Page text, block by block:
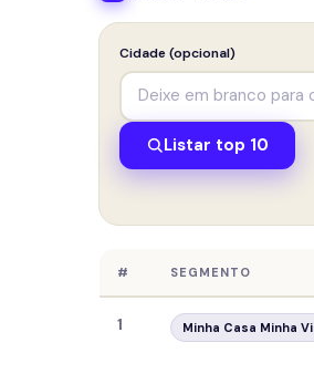
Cidade (opcional)
Listar top 10
# SEGMENTO
1 Minha Casa Minha